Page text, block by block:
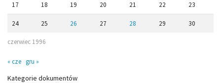
czerwiec 1996
17 18 19 20 21 22 23
24 25 26 27 28 29 30
« cze gru »
Kategorie dokumentów